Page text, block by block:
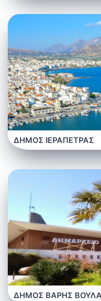
ΔΗΜΟΣ ΙΕΡΑΠΕΤΡΑΣ
ΔΗΜΟΣ ΒΑΡΗΣ